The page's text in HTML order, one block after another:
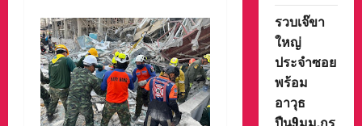
รวบเจ๊ขา
ใหญ่
ประจำซอย
พร้อม
อาวุธ
ปืน9มม.กร